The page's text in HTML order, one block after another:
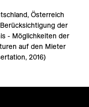
Österreich
der
- Möglichkeiten der
auf den Mieter
2016)